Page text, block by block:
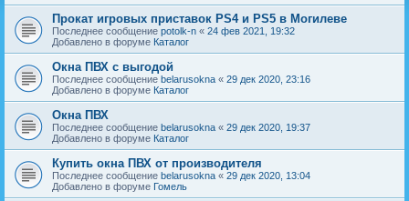
Прокат игровых приставок PS4 и PS5 в Могилеве
Последнее сообщение potolk-n « 24 фев 2021, 19:32
Добавлено в форуме Каталог
Окна ПВХ с выгодой
Последнее сообщение belarusokna « 29 дек 2020, 23:16
Добавлено в форуме Каталог
Окна ПВХ
Последнее сообщение belarusokna « 29 дек 2020, 19:37
Добавлено в форуме Каталог
Купить окна ПВХ от производителя
Последнее сообщение belarusokna « 29 дек 2020, 13:04
Добавлено в форуме Гомель